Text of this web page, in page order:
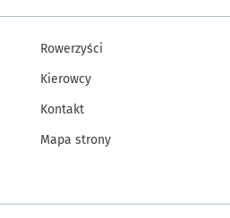
Rowerzyści
Kierowcy
Kontakt
Mapa strony